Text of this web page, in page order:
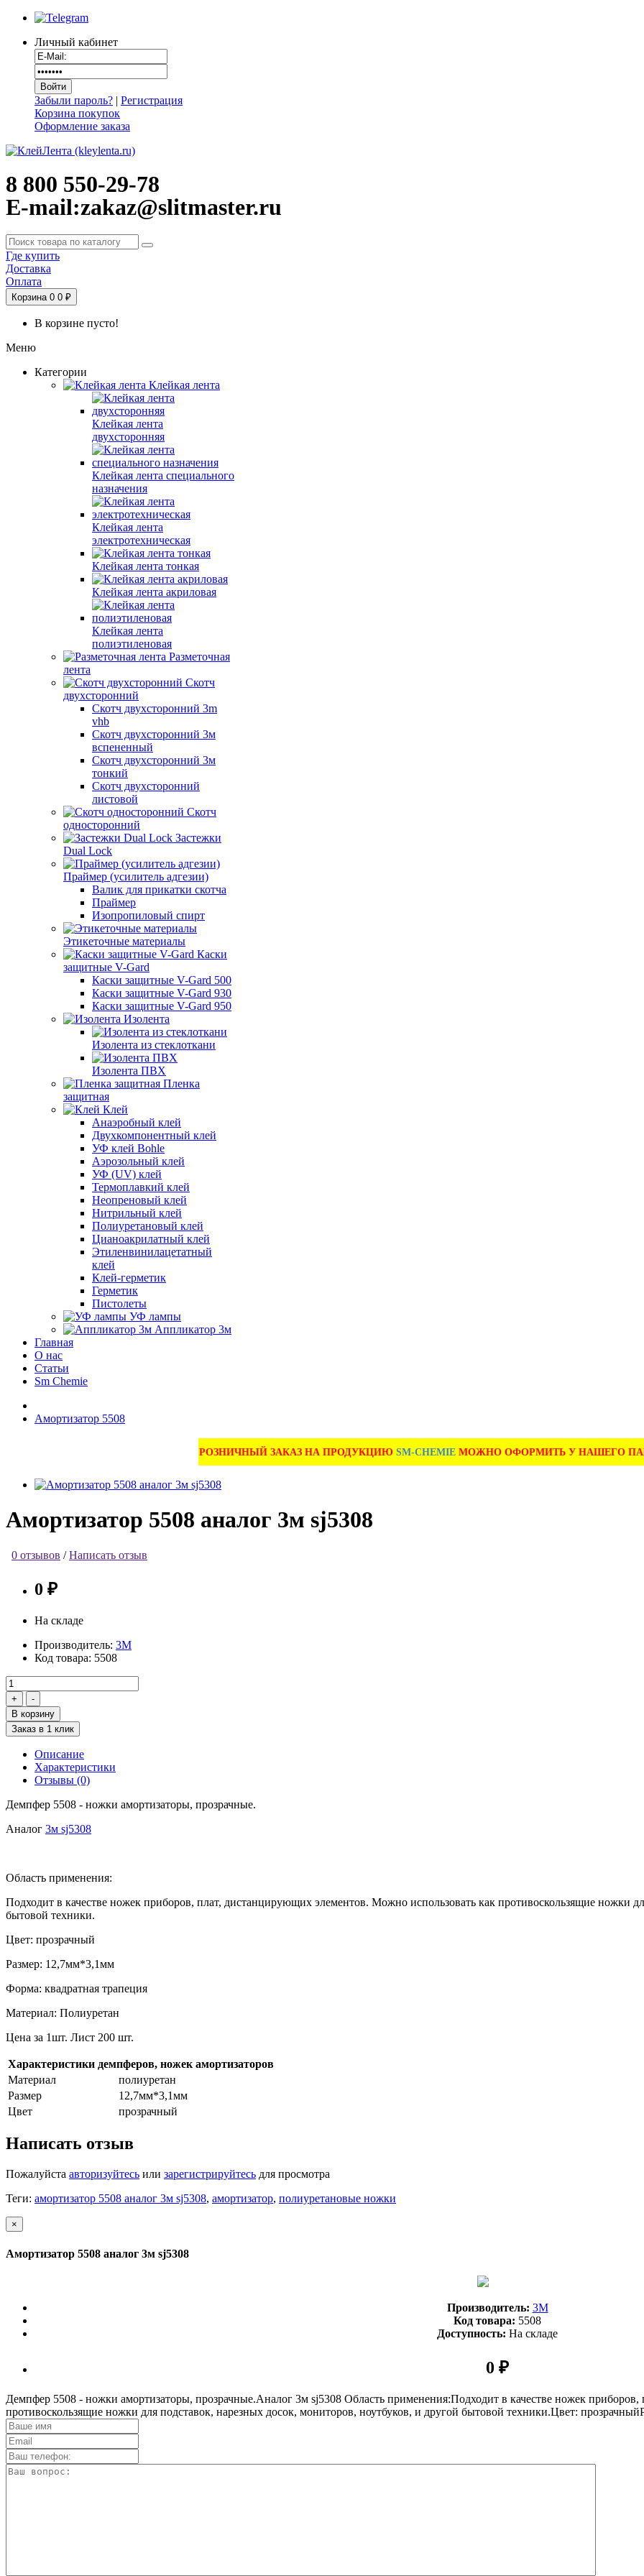
Личный кабинет
Забыли пароль? | Регистрация
Корзина покупок
Оформление заказа
8 800 550-29-78
E-mail:zakaz@slitmaster.ru
Где купить
Доставка
Оплата
Корзина 0 0 ₽
В корзине пусто!
Меню
Категории
Клейкая лента
Клейкая лента
двухсторонняя
Клейкая лента специального
назначения
Клейкая лента
электротехническая
Клейкая лента тонкая
Клейкая лента акриловая
Клейкая лента
полиэтиленовая
Разметочная
лента
Скотч
двухсторонний
Скотч двухсторонний 3m
vhb
Скотч двухсторонний 3м
вспененный
Скотч двухсторонний 3м
тонкий
Скотч двухсторонний
листовой
Скотч
односторонний
Застежки
Dual Lock
Праймер (усилитель адгезии)
Валик для прикатки скотча
Праймер
Изопропиловый спирт
Этикеточные материалы
Каски
защитные V-Gard
Каски защитные V-Gard 500
Каски защитные V-Gard 930
Каски защитные V-Gard 950
Изолента
Изолента из стеклоткани
Изолента ПВХ
Пленка
защитная
Клей
Анаэробный клей
Двухкомпонентный клей
УФ клей Bohle
Аэрозольный клей
УФ (UV) клей
Термоплавкий клей
Неопреновый клей
Нитрильный клей
Полиуретановый клей
Цианоакрилатный клей
Этиленвинилацетатный
клей
Клей-герметик
Герметик
Пистолеты
УФ лампы
Аппликатор 3м
Главная
О нас
Статьи
Sm Chemie
Амортизатор 5508
РОЗНИЧНЫЙ ЗАКАЗ НА ПРОДУКЦИЮ SM-CHEMIE МОЖНО ОФОРМИТЬ У НАШЕГО
Амортизатор 5508 аналог 3м sj5308
0 отзывов /Написать отзыв
0 ₽
На складе
Производитель: 3М
Код товара: 5508
В корзину
Заказ в 1 клик
Описание
Характеристики
Отзывы (0)
Демпфер 5508 - ножки амортизаторы, прозрачные.
Аналог 3м sj5308
Область применения:
Подходит в качестве ножек приборов, плат, дистанцирующих элементов. Можно использовать как противоскользящие ножки
бытовой техники.
Цвет: прозрачный
Размер: 12,7мм*3,1мм
Форма: квадратная трапеция
Материал: Полиуретан
Цена за 1шт. Лист 200 шт.
Характеристики демпферов, ножек амортизаторов
Материал
полиуретан
Размер
12,7мм*3,1мм
Цвет
прозрачный
Написать отзыв
Пожалуйста авторизуйтесь или зарегистрируйтесь для просмотра
Теги: амортизатор 5508 аналог 3м sj5308, амортизатор, полиуретановые ножки
×
Амортизатор 5508 аналог 3м sj5308
Производитель: 3М
Код товара: 5508
Доступность: На складе
0 ₽
Демпфер 5508 - ножки амортизаторы, прозрачные.Аналог 3м sj5308 Область применения:Подходит в качестве ножек
противоскользящие ножки для подставок, нарезных досок, мониторов, ноутбуков, и другой бытовой техники.Цвет: